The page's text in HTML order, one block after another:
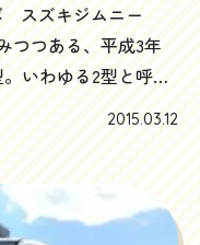
って、デミオのイ
して運転してみる
が正直な感想。ちょ
ってこんないいいの
な走りにたいするこ
きます。味付けは
スズキジムニー
つつある、平成3年
いわゆる2型と呼ば
ターボで出力58ps。
手ぶらで帰るわけに
で、だれか買って
2015.03.12